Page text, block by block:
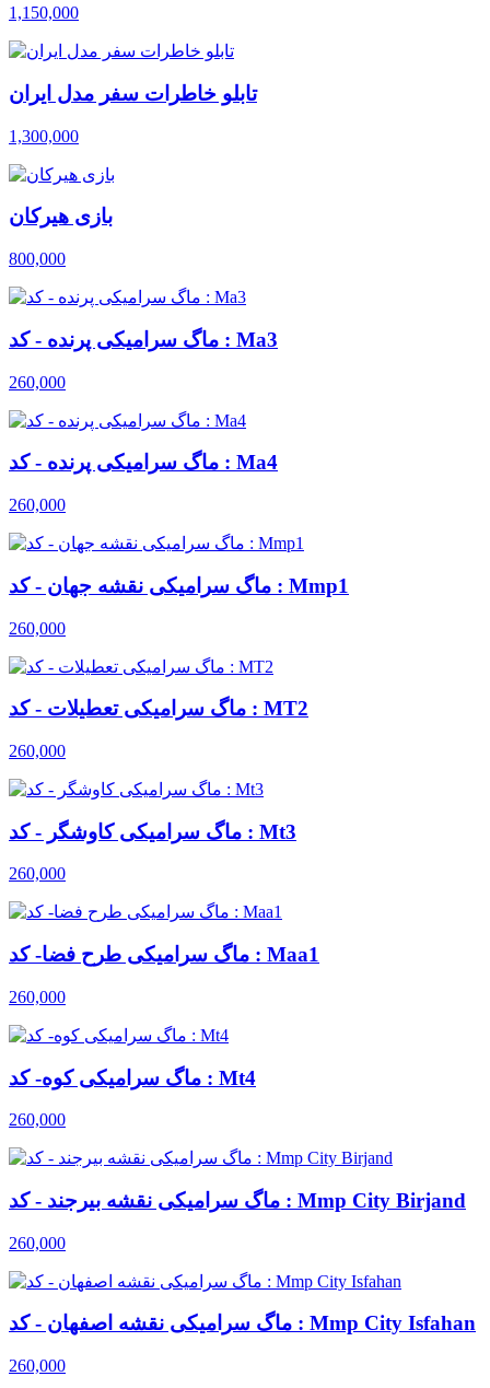
1,150,000
تابلو خاطرات سفر مدل ایران
1,300,000
بازی هیرکان
800,000
ماگ سرامیکی پرنده - کد : Ma3
260,000
ماگ سرامیکی پرنده - کد : Ma4
260,000
ماگ سرامیکی نقشه جهان - کد : Mmp1
260,000
ماگ سرامیکی تعطیلات - کد : MT2
260,000
ماگ سرامیکی کاوشگر - کد : Mt3
260,000
ماگ سرامیکی طرح فضا- کد : Maa1
260,000
ماگ سرامیکی کوه- کد : Mt4
260,000
ماگ سرامیکی نقشه بیرجند - کد : Mmp City Birjand
260,000
ماگ سرامیکی نقشه اصفهان - کد : Mmp City Isfahan
260,000